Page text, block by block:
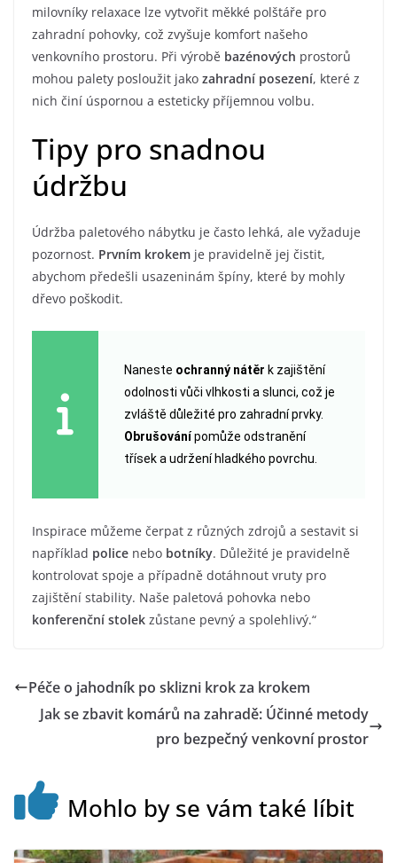
milovníky relaxace lze vytvořit měkké polštáře pro
zahradní pohovky, což zvyšuje komfort našeho
venkovního prostoru. Při výrobě bazénových prostorů
mohou palety posloužit jako zahradní posezení, které z
nich činí úspornou a esteticky příjemnou volbu.
Tipy pro snadnou
údržbu
Údržba paletového nábytku je často lehká, ale vyžaduje
pozornost. Prvním krokem je pravidelně jej čistit,
abychom předešli usazeninám špíny, které by mohly
dřevo poškodit.
Naneste ochranný nátěr k zajištění
odolnosti vůči vlhkosti a slunci, což je
zvláště důležité pro zahradní prvky.
Obrušovánípomůže odstranění
třísek a udržení hladkého povrchu.
Inspirace můžeme čerpat z různých zdrojů a sestavit si
například police nebo botníky. Důležité je pravidelně
kontrolovat spoje a případně dotáhnout vruty pro
zajištění stability. Naše paletová pohovka nebo
konferenční stolek zůstane pevný a spolehlivý.“
Péče o jahodník po sklizni krok za krokem
Jak se zbavit komárů na zahradě: Účinné metody
pro bezpečný venkovní prostor
Mohlo by se vám také líbit